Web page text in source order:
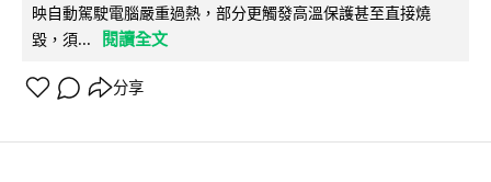
映自動駕駛電腦嚴重過熱，部分更觸發高溫保護甚至直接燒
毀，須...
閱讀全文
分享